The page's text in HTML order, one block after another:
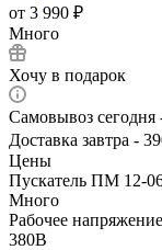
от 3 990 ₽
Много
Хочу в подарок
Самовывоз сегодня
Доставка завтра -
Цены
Пускатель ПМ 12-
Много
Рабочее
380В